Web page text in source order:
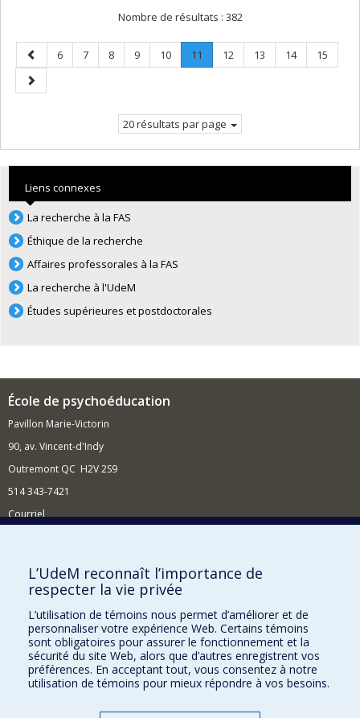
Nombre de résultats : 382
Page
précédente
Page
6 Page
7 Page
8 Page
9 Page
10 Page
11
Page
Page
12 Page
13 Page
14 Page
15
Page
suivante
20 résultats par page
Liens connexes
La recherche à la FAS
Éthique de la recherche
Affaires professorales à la FAS
La recherche à l'UdeM
Études supérieures et postdoctorales
École de psychoéducation
Pavillon Marie-Victorin
90, av. Vincent-d'Indy
Outremont QC H2V 2S9
514 343-7421
Courriel
Comment soutenir l'École?
BESOIN D'AIDE?
Plan du site
Signaler une erreur
Accessibilité
FACULTÉ DES ARTS ET DES SCIENCES
L’UdeM reconnaît l’importance de
respecter la vie privée
L’utilisation de témoins nous permet d’améliorer et de
personnaliser votre expérience Web. Certains témoins
sont obligatoires pour assurer le fonctionnement et la
sécurité du site Web, alors que d’autres enregistrent vos
préférences. En acceptant tout, vous consentez à notre
utilisation de témoins pour mieux répondre à vos besoins.